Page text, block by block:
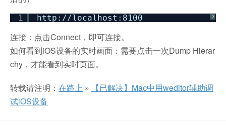
?
1 http: //localhost :8100
连接：点击Connect，即可连接。
如何看到iOS设备的实时画面：需要点击一次Dump Hierar
chy，才能看到实时页面。
转载请注明： 在路上 »
【已解决】Mac中用weditor辅助调
试iOS设备